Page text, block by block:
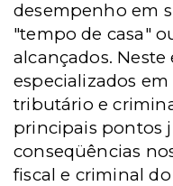
desempenho em
"tempo de casa"
alcançados.
especializados
tributário e
principais pontos
conseqüências
fiscal e criminal